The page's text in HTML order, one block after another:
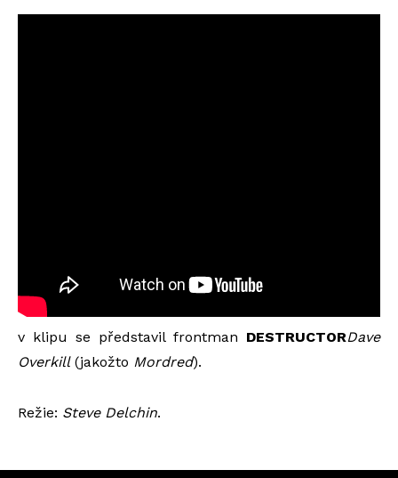
v klipu se představil frontman DESTRUCTORDave
Overkill(jakožto Mordred).
Režie: Steve Delchin.